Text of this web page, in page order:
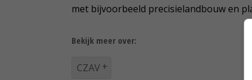
met bijvoorbeeld precisielandbouw en
Bekijk meer over:
CZAV